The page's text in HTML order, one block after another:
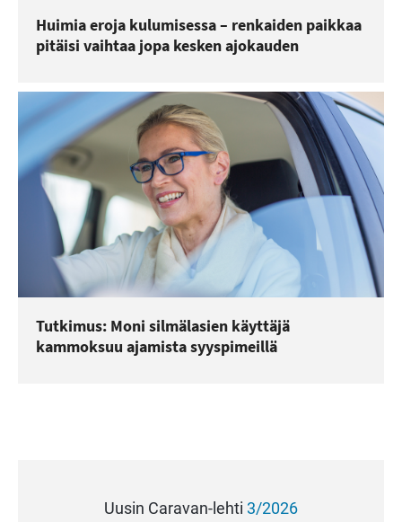
Huimia eroja kulumisessa – renkaiden paikkaa
pitäisi vaihtaa jopa kesken ajokauden
Tutkimus: Moni silmälasien käyttäjä
kammoksuu ajamista syyspimeillä
Uusin Caravan-lehti 3/2026